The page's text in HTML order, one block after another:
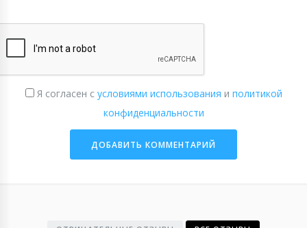
Я согласен с условиями использования и политикой
конфиденциальности